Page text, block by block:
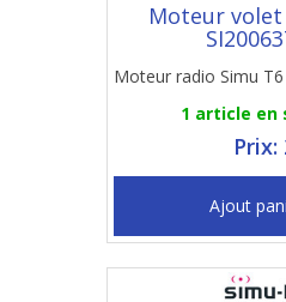
Moteur
Moteur radio Simu
1 article en
Prix:
Ajout